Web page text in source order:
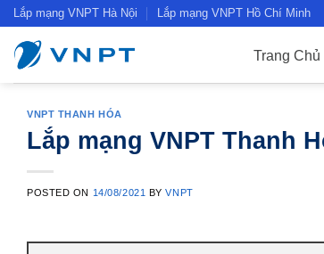
Skip
content
Lắp mạng VNPT Hà Nội Lắp mạng VNPT Hồ Chí Minh
Trang Chủ
VNPT THANH HÓA
Lắp mạng VNPT Thanh
POSTED ON 14/08/2021 BYVNPT